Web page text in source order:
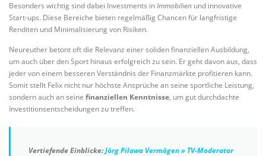
Besonders wichtig sind dabei Investments inImmobilien und innovative
Start-ups. Diese Bereiche bieten regelmäßig Chancen für langfristige
Renditen und Minimalisierung von Risiken.
Neureuther betont oft die Relevanz einer soliden finanziellen Ausbildung,
um auch über den Sport hinaus erfolgreich zu sein. Er geht davon aus, dass
jeder von einem besseren Verständnis der Finanzmärkte profitieren kann.
Somit stellt Felix nicht nur höchste Ansprüche an seine sportliche Leistung,
sondern auch an seine finanziellen Kenntnisse, um gut durchdachte
Investitionsentscheidungen zu treffen.
Vertiefende Einblicke:Jörg Pilawa Vermögen » TV-Moderator